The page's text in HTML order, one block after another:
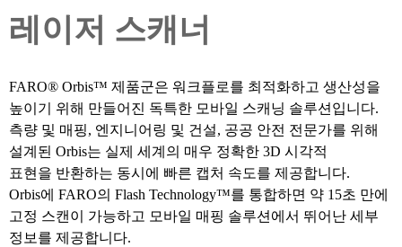
레이저 스캐너
FARO® Orbis™ 제품군은 워크플로를 최적화하고 생산성을
높이기 위해 만들어진 독특한 모바일 스캐닝 솔루션입니다.
측량 및 매핑, 엔지니어링 및 건설, 공공 안전 전문가를 위해
설계된 Orbis는 실제 세계의 매우 정확한 3D 시각적
표현을 반환하는 동시에 빠른 캡처 속도를 제공합니다.
Orbis에 FARO의 Flash Technology™를 통합하면 약 15초 만에
고정 스캔이 가능하고 모바일 매핑 솔루션에서 뛰어난 세부
정보를 제공합니다.